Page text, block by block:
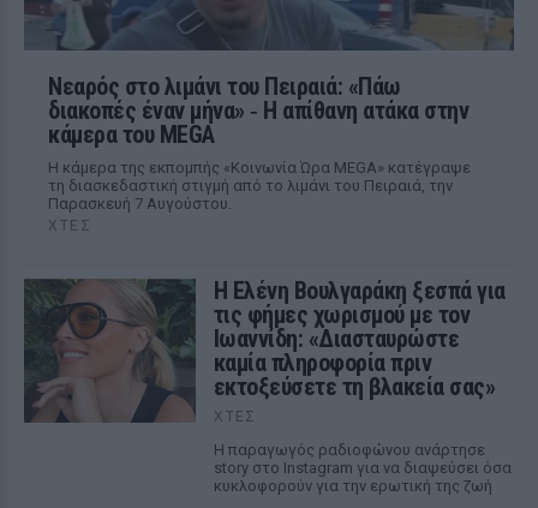
Νεαρός στο λιμάνι του Πειραιά: «Πάω
διακοπές έναν μήνα» ‑ Η απίθανη ατάκα στην
κάμερα του MEGA
Η κάμερα της εκπομπής «Κοινωνία Ώρα MEGA» κατέγραψε
τη διασκεδαστική στιγμή από το λιμάνι του Πειραιά, την
Παρασκευή 7 Αυγούστου.
ΧΤΕΣ
Η Ελένη Βουλγαράκη ξεσπά για
τις φήμες χωρισμού με τον
Ιωαννίδη: «Διασταυρώστε
καμία πληροφορία πριν
εκτοξεύσετε τη βλακεία σας»
ΧΤΕΣ
Η παραγωγός ραδιοφώνου ανάρτησε
story στο Instagram για να διαψεύσει όσα
κυκλοφορούν για την ερωτική της ζωή